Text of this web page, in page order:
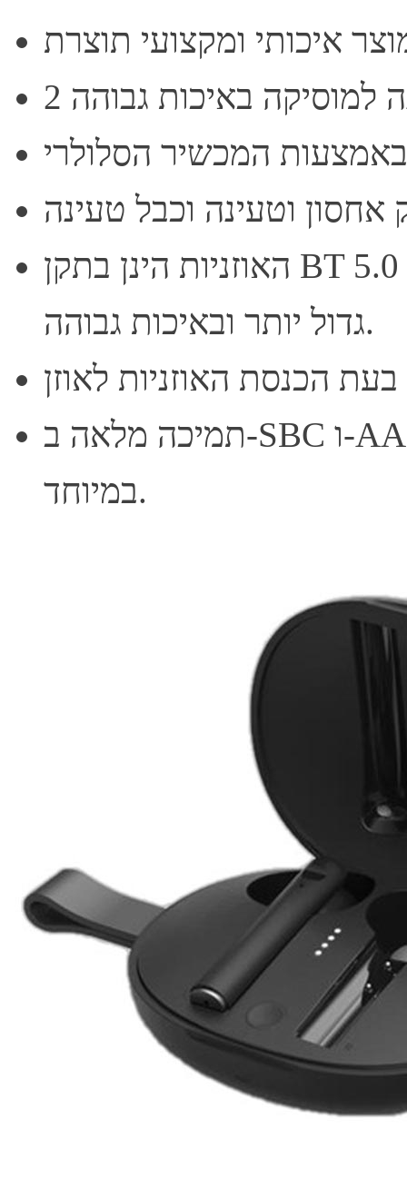
למוסיקה באיכות גבוהה
האוזניות הינן בתקן BT 5.0 ומאפשרות העברת אודיו למרחק
גדול יותר ובאיכות גבוהה.
תמיכה מלאה ב-SBC ו-AAC לקבלת אודיו באיכות גבוהה
במיוחד.